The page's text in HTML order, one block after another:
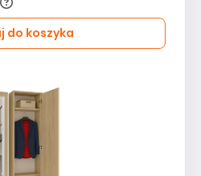
do koszyka